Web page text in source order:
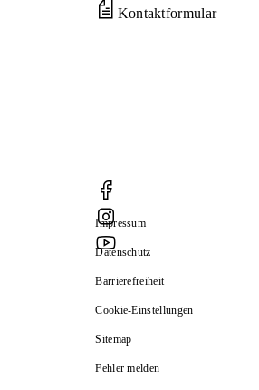
Kontaktformular
Impressum
Datenschutz
Barrierefreiheit
Cookie-Einstellungen
Sitemap
Fehler melden